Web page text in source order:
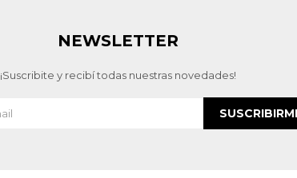
NEWSLETTER
¡Suscribite y recibí todas nuestras novedades!